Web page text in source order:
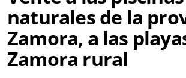
naturales de la
Zamora, a las
Zamora rural